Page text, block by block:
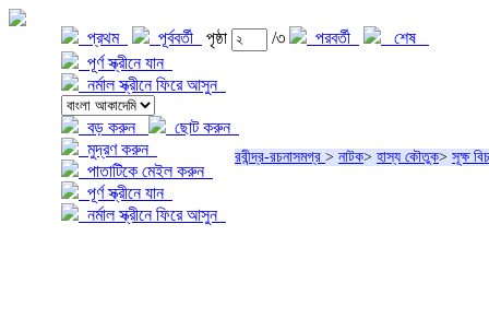
প্রথম পূর্ববর্তী পৃষ্ঠা /৩ পরবর্তী
শেষ
পূর্ণ স্ক্রীনে যান
নর্মাল স্ক্রীনে ফিরে আসুন
বড় করুন
ছোট করুন
মুদ্রণ করুন
পাতাটিকে মেইল করুন
পূর্ণ স্ক্রীনে যান
নর্মাল স্ক্রীনে ফিরে আসুন
রবীন্দ্র-রচনাসমগ্র > নাটক> হাস্য কৌতুক> সূক্ষ